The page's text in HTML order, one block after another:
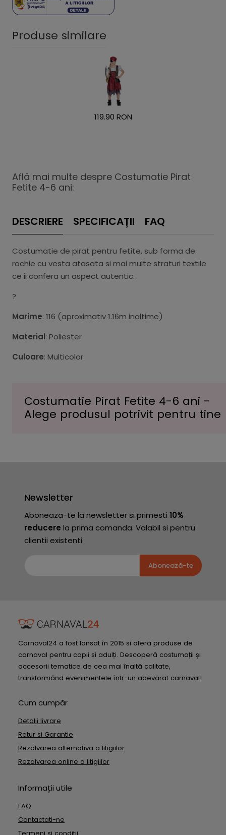
Produse similare
119.90 RON
Află mai multe despre Costumatie Pirat
Fetite 4-6 ani:
DESCRIERE SPECIFICAȚII FAQ
Costumatie de pirat pentru fetite, sub forma de
rochie cu vesta atasata si mai multe straturi textile
ce ii confera un aspect autentic.
?
Marime: 116 (aproximativ 1.16m inaltime)
Material: Poliester
Culoare: Multicolor
Costumatie Pirat Fetite 4-6 ani -
Alege produsul potrivit pentru tine
Newsletter
Aboneaza-te la newsletter si primesti 10%
reducere la prima comanda. Valabil si pentru
clientii existenti
Abonează-te
Carnaval24 a fost lansat în 2015 si oferă produse de
carnaval pentru copii și adulți. Descoperă costumații și
accesorii tematice de cea mai înaltă calitate,
transformând evenimentele într-un adevărat carnaval!
Cum cumpăr
Detalii livrare
Retur si Garantie
Rezolvarea alternativa a litigiilor
Rezolvarea online a litigiilor
Informații utile
FAQ
Contactati-ne